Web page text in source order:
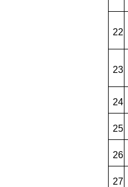
22
23
24
25
26
27